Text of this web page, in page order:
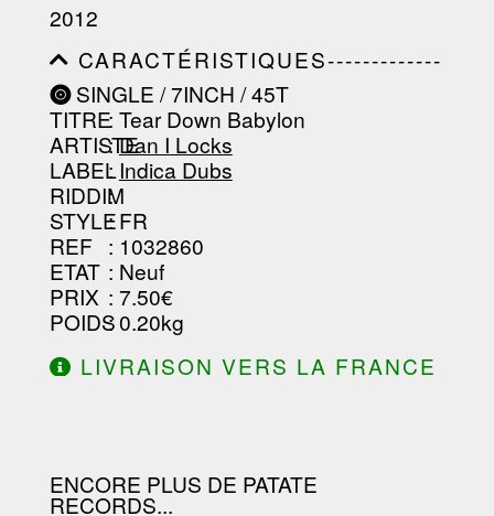
-----------------------------------------
-----------------------------------------
-----------------------------------------
----------------
2012
CARACTÉRISTIQUES-------------
-----------------------------------------
-----------------------------------------
-----------------------------------------
-----------------------------------------
--------------------------------
SINGLE / 7INCH / 45T
TITRE: Tear Down Babylon
ARTISTE
:Dan I Locks
LABEL
:Indica Dubs
RIDDIM
:
STYLE: FR
REF : 1032860
ETAT : Neuf
PRIX : 7.50€
POIDS: 0.20kg
LIVRAISON VERS LA FRANCE
ENCORE PLUS DE PATATE
RECORDS...